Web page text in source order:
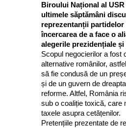
Biroului Național al
ultimele săptămâni
reprezentanții partidelor
încercarea de a face o
alegerile prezidențiale și
Scopul negocierilor a fost
alternative românilor,
să fie condusă de un
și de un guvern de
reforme. Altfel, România
sub o coaliție toxică, care
taxele asupra cetățenilor.
Pretențiile prezentate de